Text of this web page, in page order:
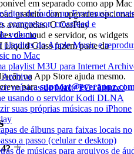
de áudio no Evermusic:
compressor, crossfeed e
volume
playlists do Apple Music e
no Mac
playlist M3U para Internet
Archive
músicas do Mac / PC / Linux /
usando o servidor Kodi DLNA
suas próprias músicas no iPhone
de álbuns para faixas locais no
a passo (celular e desktop)
de músicas para arquivos de
em separado como app Mac
gratuito com upgrades
avançadas. O CarPlay
de cloud e servidor, os widgets
Liquid Glass fazem parte da
na App Store ajuda mesmo.
para